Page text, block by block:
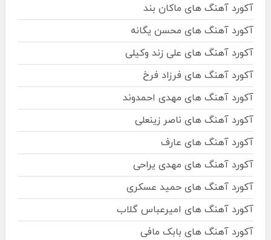
آکورد آهنگ های ماکان بند
آکورد آهنگ های محسن یگانه
آکورد آهنگ های علی زند وکیلی
آکورد آهنگ های فرزاد فرخ
آکورد آهنگ های مهدی احمدوند
آکورد آهنگ های ناصر زینعلی
آکورد آهنگ های عارف
آکورد آهنگ های مهدی یراحی
آکورد آهنگ های حمید عسکری
آکورد آهنگ های امیرعباس گلاب
آکورد آهنگ های بابک مافی